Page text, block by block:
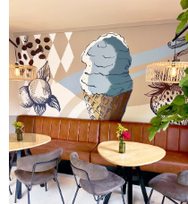
Prachtig
kleurpalet
in
ijssalon